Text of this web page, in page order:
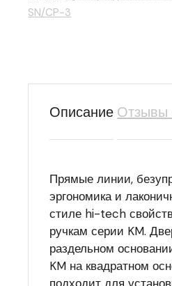
SN/CP-3
Описание Отзывы
Прямые линии,
эргономика и
стиле hi-tech
ручкам серии KM.
раздельном
KM на квадратном